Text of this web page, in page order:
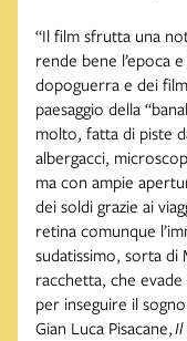
“Il film sfrutta una
rende bene l’epoca
dopoguerra e dei film
paesaggio della
molto, fatta di piste
albergacci,
ma con ampie
dei soldi grazie ai
retina comunque
sudatissimo, sorta di
racchetta, che
per inseguire il
Gian Luca Pisacane,Il